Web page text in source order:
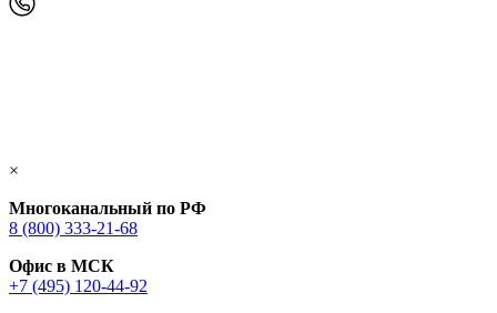
×
Многоканальный по РФ
8 (800) 333‑21-68
Офис в МСК
+7 (495) 120-44-92